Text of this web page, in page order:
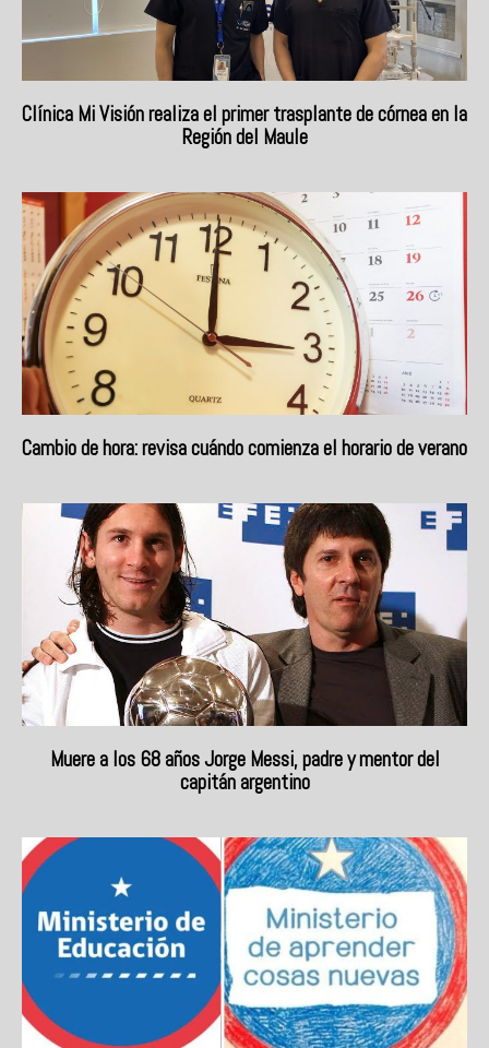
Clínica Mi Visión realiza el primer trasplante de córnea en la
Región del Maule
Cambio de hora: revisa cuándo comienza el horario de verano
Muere a los 68 años Jorge Messi, padre y mentor del
capitán argentino